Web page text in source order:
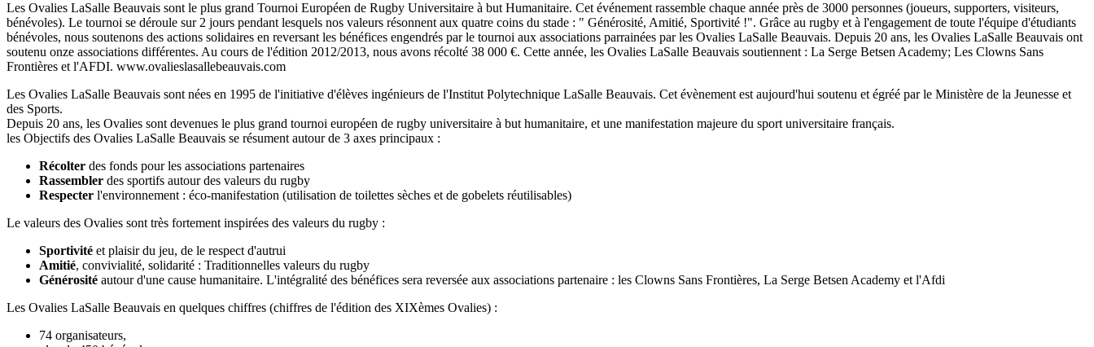
Les Ovalies LaSalle Beauvais sont le plus grand Tournoi Européen de Rugby Universitaire à but Humanitaire. Cet événement rassemble chaque année près de 3000 personnes (joueurs, supporters, visiteurs,
bénévoles). Le tournoi se déroule sur 2 jours pendant lesquels nos valeurs résonnent aux quatre coins du stade : " Générosité, Amitié, Sportivité !". Grâce au rugby et à l'engagement de toute l'équipe d'étudiants
bénévoles, nous soutenons des actions solidaires en reversant les bénéfices engendrés par le tournoi aux associations parrainées par les Ovalies LaSalle Beauvais. Depuis 20 ans, les Ovalies LaSalle Beauvais ont
soutenu onze associations différentes. Au cours de l'édition 2012/2013, nous avons récolté 38 000 €. Cette année, les Ovalies LaSalle Beauvais soutiennent : La Serge Betsen Academy; Les Clowns Sans
Frontières et l'AFDI. www.ovalieslasallebeauvais.com
Les Ovalies LaSalle Beauvais sont nées en 1995 de l'initiative d'élèves ingénieurs de l'Institut Polytechnique LaSalle Beauvais. Cet évènement est aujourd'hui soutenu et égréé par le Ministère de la Jeunesse et
des Sports.
Depuis 20 ans, les Ovalies sont devenues le plus grand tournoi européen de rugby universitaire à but humanitaire, et une manifestation majeure du sport universitaire français.
les Objectifs des Ovalies LaSalle Beauvais se résument autour de 3 axes principaux :
Récolter des fonds pour les associations partenaires
Rassembler des sportifs autour des valeurs du rugby
Respecter l'environnement : éco-manifestation (utilisation de toilettes sèches et de gobelets réutilisables)
Le valeurs des Ovalies sont très fortement inspirées des valeurs du rugby :
Sportivité et plaisir du jeu, de le respect d'autrui
Amitié, convivialité, solidarité : Traditionnelles valeurs du rugby
Générosité autour d'une cause humanitaire. L'intégralité des bénéfices sera reversée aux associations partenaire : les Clowns Sans Frontières, La Serge Betsen Academy et l'Afdi
Les Ovalies LaSalle Beauvais en quelques chiffres (chiffres de l'édition des XIXèmes Ovalies) :
74 organisateurs,